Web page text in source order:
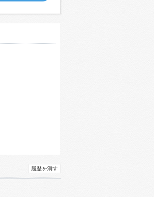
履歴を消す